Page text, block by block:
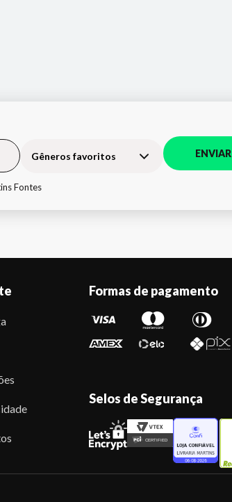
Gêneros favoritos ENVIAR
Fontes
Formas de pagamento
Selos de Segurança